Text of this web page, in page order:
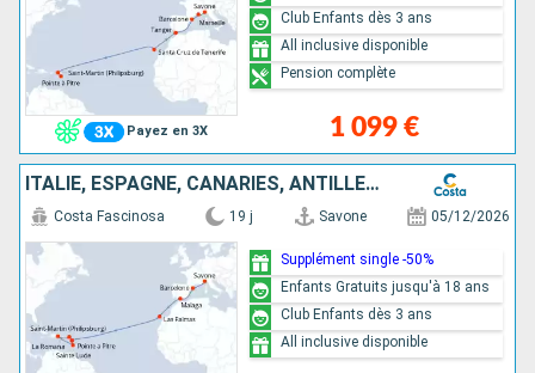
Payez en 3X 1 099 €
Club Enfants dès 3 ans
All inclusive disponible
Pension complète
ITALIE, ESPAGNE, CANARIES, ANTILLES, RÉP.DOMINICAINE
Costa Fascinosa 19 j Savone 05/12/2026
Supplément single -50%
Enfants Gratuits jusqu'à 18 ans
Club Enfants dès 3 ans
All inclusive disponible